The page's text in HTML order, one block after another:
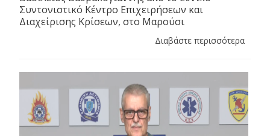
Συντονιστικό Κέντρο Επιχειρήσεων και
Διαχείρισης Κρίσεων, στο Μαρούσι
Διαβάστε περισσότερα